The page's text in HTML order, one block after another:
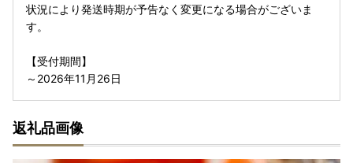
状況により発送時期が予告なく変更になる場合がございま
す。
【受付期間】
～2026年11月26日
返礼品画像